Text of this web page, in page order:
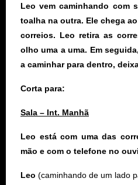
Leo vem caminhando com
toalha na outra. Ele chega
correios. Leo retira as
olho uma a uma. Em
a caminhar para dentro,
Corta para:
Sala – Int. Manhã
Leo está com uma das
mão e com o telefone no
Leo (caminhando de um lado